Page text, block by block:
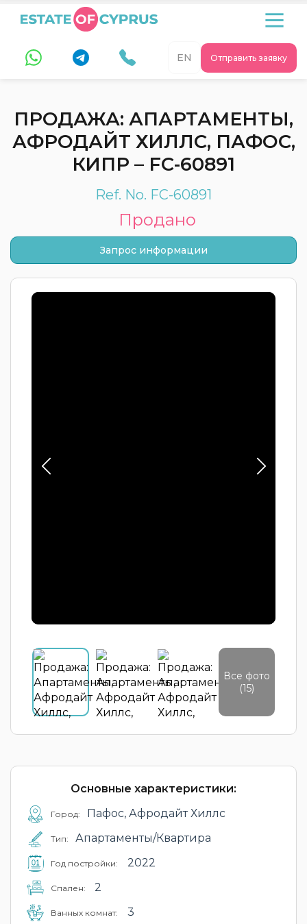
Отправить заявку
EN
ПРОДАЖА: АПАРТАМЕНТЫ,
АФРОДАЙТ ХИЛЛС, ПАФОС,
КИПР – FC-60891
Ref. No. FC-60891
Продано
Запрос информации
Все фото
(15)
Основные характеристики:
Город: Пафос, Афродайт Хиллс
Тип: Апартаменты/Квартира
Год постройки: 2022
Cпален: 2
Ванных комнат: 3